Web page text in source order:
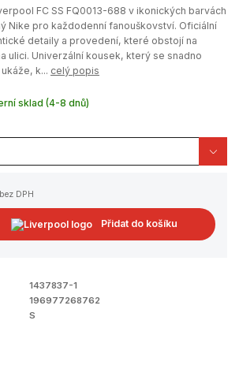
FC SS FQ0013-688 v ikonických barvách
Nike pro každodenní fanouškovství. Oficiální
detaily a provedení, které obstojí na
ulici. Univerzální kousek, který se snadno
k... celý popis
sklad (4-8 dnů)
bez DPH
Přidat do košíku
1437837-1
196977268762
S